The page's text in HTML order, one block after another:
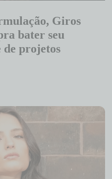
Giros
bater seu
de projetos